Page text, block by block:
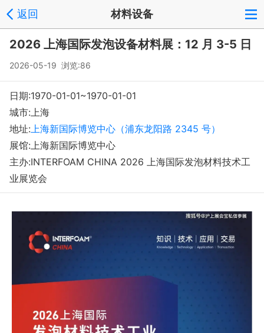
返回 材料设备
2026 上海国际发泡设备材料展：12 月 3-5 日
2026-05-19 浏览:86
日期:1970-01-01~1970-01-01
城市:上海
地址:上海新国际博览中心（浦东龙阳路 2345 号）
展馆:上海新国际博览中心
主办:INTERFOAM CHINA 2026 上海国际发泡材料技术工
业展览会
注册 反馈
Copyright © 2008-2018 环球会展网 fairglobal.com.cn 版权所有